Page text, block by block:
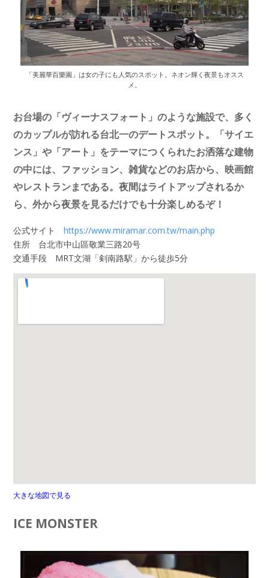
「美麗華百樂園」は女の子にも人気のスポット。ネオン輝く夜景もオスス
メ。
お台場の「ヴィーナスフォート」のような施設で、多く
のカップルが訪れる台北一のデートスポット。「サイエ
ンス」や「アート」をテーマにつくられたお洒落な建物
の中には、ファッション、雑貨などのお店から、映画館
やレストランまである。夜間はライトアップされるか
ら、外から夜景を見るだけでも十分楽しめるぞ！
公式サイト https://www.miramar.com.tw/main.php
住所 台北市中山區敬業三路20号
交通手段 MRT文湖「剣南路駅」から徒歩5分
大きな地図で見る
ICE MONSTER